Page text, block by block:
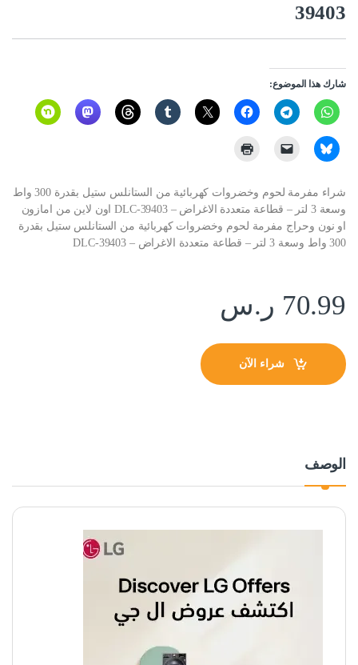
39403
شارك هذا الموضوع:
شراء مفرمة لحوم وخضروات كهربائية من الستانلس ستيل بقدرة 300 واط
وسعة 3 لتر – قطاعة متعددة الاغراض – DLC-39403 اون لاين من امازون
او نون وحراج مفرمة لحوم وخضروات كهربائية من الستانلس ستيل بقدرة
300 واط وسعة 3 لتر – قطاعة متعددة الاغراض – DLC-39403
70.99 ر.س
شراء الآن
الوصف